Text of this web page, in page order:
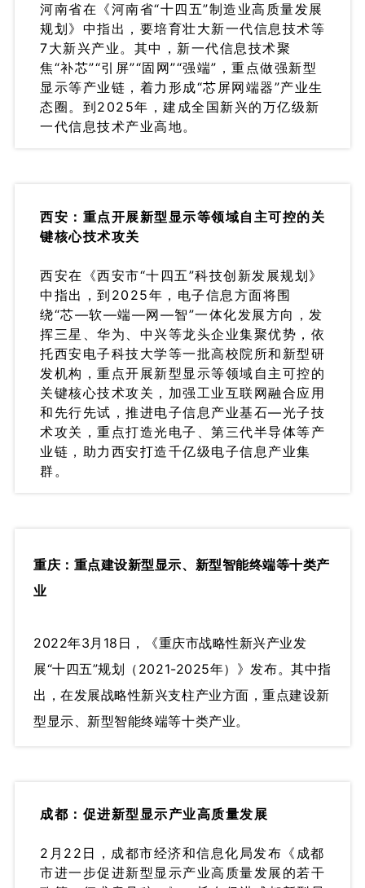
河南省在《河南省“十四五”制造业高质量发展
规划》中指出，要培育壮大新一代信息技术等
7大新兴产业。其中，新一代信息技术聚
焦“补芯”“引屏”“固网”“强端”，重点做强新型
显示等产业链，着力形成“芯屏网端器”产业生
态圈。到2025年，建成全国新兴的万亿级新
一代信息技术产业高地。
西安：重点开展新型显示等领域自主可控的关
键核心技术攻关
西安在《西安市“十四五”科技创新发展规划》
中指出，到2025年，电子信息方面将围
绕“芯—软—端—网—智”一体化发展方向，发
挥三星、华为、中兴等龙头企业集聚优势，依
托西安电子科技大学等一批高校院所和新型研
发机构，重点开展新型显示等领域自主可控的
关键核心技术攻关，加强工业互联网融合应用
和先行先试，推进电子信息产业基石—光子技
术攻关，重点打造光电子、第三代半导体等产
业链，助力西安打造千亿级电子信息产业集
群。
重庆：重点建设新型显示、新型智能终端等十类产
业
2022年3月18日，《重庆市战略性新兴产业发
展“十四五”规划（2021-2025年）》发布。其中指
出，在发展战略性新兴支柱产业方面，重点建设新
型显示、新型智能终端等十类产业。
成都：促进新型显示产业高质量发展
2月22日，成都市经济和信息化局发布《成都
市进一步促进新型显示产业高质量发展的若干